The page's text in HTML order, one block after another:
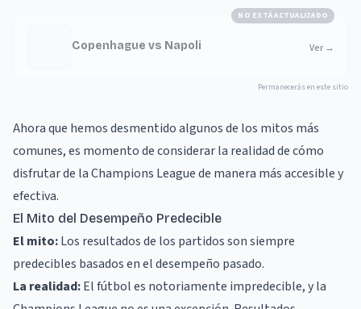
NO ESTÁ ACTUALIZADO
Copenhague vs Napoli Ver →
Permanecerás en este sitio
Ahora que hemos desmentido algunos de los mitos más
comunes, es momento de considerar la realidad de cómo
disfrutar de la Champions League de manera más accesible y
efectiva.
El Mito del Desempeño Predecible
El mito:Los resultados de los partidos son siempre
predecibles basados en el desempeño pasado.
La realidad:El fútbol es notoriamente impredecible, y la